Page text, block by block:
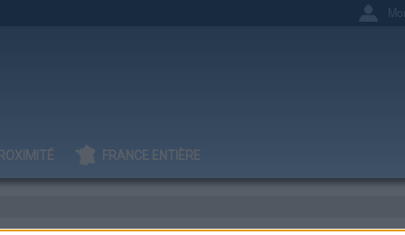
FRANCE ENTIÈRE